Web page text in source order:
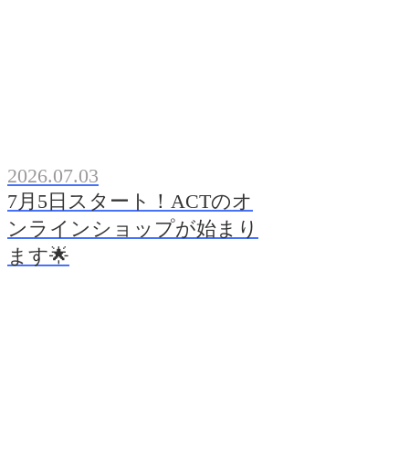
2026.07.03
7月5日スタート！ACTのオ
ンラインショップが始まり
ます🌟